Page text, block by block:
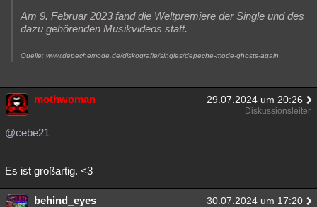
Am 9. Februar 2023 fand die Weltpremiere der Single und des
dazu gehörenden Musikvideos statt.
Quelle: www.depechemode.de/diskografie/singles/depeche-mode-ghosts-again
mothwoman 29.07.2024 um 20:26
Diskussionsleiter
@cebe21
Es ist großartig. <3
behind_eyes 30.07.2024 um 17:20